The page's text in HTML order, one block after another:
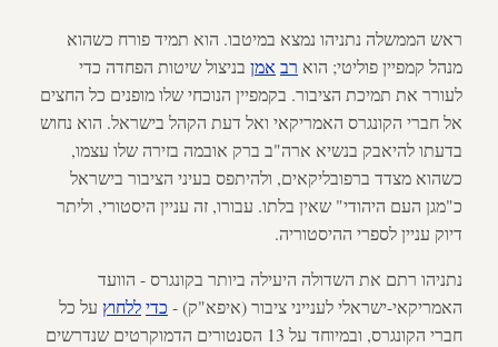
ראש הממשלה נתניהו נמצא במיטבו. הוא תמיד פורח כשהוא
מנהל קמפיין פוליטי; הוא רב אמן בניצול שיטות הפחדה כדי
לעורר את תמיכת הציבור. בקמפיין הנוכחי שלו מופנים כל החצים
אל חברי הקונגרס האמריקאי ואל דעת הקהל בישראל. הוא נחוש
בדעתו להיאבק בנשיא ארה"ב ברק אובמה בזירה שלו עצמו,
כשהוא מצדד ברפובליקאים, ולהיתפס בעיני הציבור בישראל
כ"מגן העם היהודי" שאין בלתו. עבורו, זה עניין היסטורי, וליתר
דיוק עניין לספרי ההיסטוריה.
נתניהו רתם את השדולה היעילה ביותר בקונגרס - הוועד
האמריקאי-ישראלי לענייני ציבור (איפא"ק) - כדיללחוץ על כל
חברי הקונגרס, ובמיוחד על 13 הסנטורים הדמוקרטים שנדרשים